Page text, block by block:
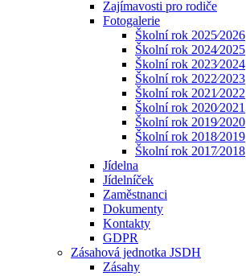
Zajímavosti pro rodiče
Fotogalerie
Školní rok 2025⁄2026
Školní rok 2024⁄2025
Školní rok 2023⁄2024
Školní rok 2022⁄2023
Školní rok 2021⁄2022
Školní rok 2020⁄2021
Školní rok 2019⁄2020
Školní rok 2018⁄2019
Školní rok 2017⁄2018
Jídelna
Jídelníček
Zaměstnanci
Dokumenty
Kontakty
GDPR
Zásahová jednotka JSDH
Zásahy